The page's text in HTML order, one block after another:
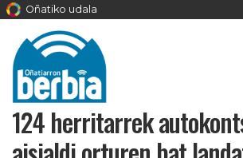
Oñatiko udala
124 herritarrek